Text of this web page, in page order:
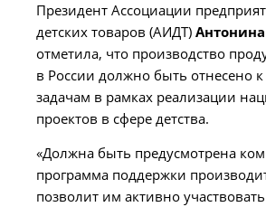
Президент Ассоциации
детских товаров (АИДТ)
отметила, что производство
в России должно быть отнесено к
задачам в рамках реализации
проектов в сфере детства.
«Должна быть предусмотрена
программа поддержки
позволит им активно